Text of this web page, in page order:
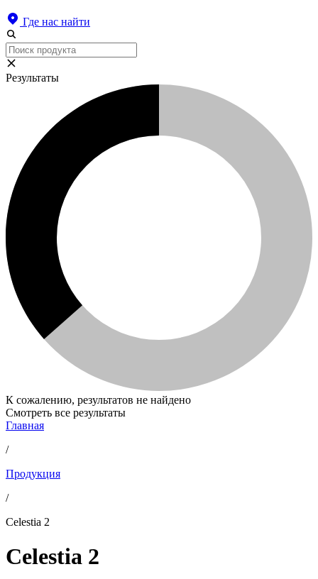
Где нас найти
Результаты
К сожалению, результатов не найдено
Смотреть все результаты
Главная
/
Продукция
/
Celestia 2
Celestia 2